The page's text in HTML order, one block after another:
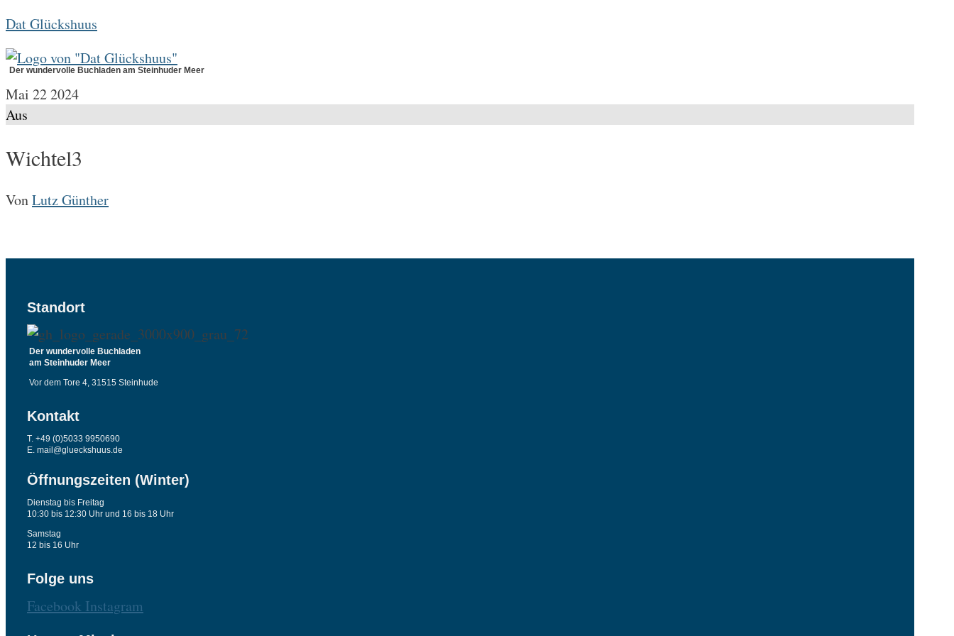
Zum
springen
Dat Glückshuus
Der wundervolle Buchladen am Steinhuder Meer
Mai 222024
Aus
Wichtel3
VonLutz Günther
Standort
Der wundervolle Buchladen
am Steinhuder Meer
Vor dem Tore 4, 31515 Steinhude
Kontakt
T. +49 (0)5033 9950690
E. mail@glueckshuus.de
Öffnungszeiten (Winter)
Dienstag bis Freitag
10:30 bis 12:30 Uhr und 16 bis 18 Uhr
Samstag
12 bis 16 Uhr
Folge uns
Facebook Instagram